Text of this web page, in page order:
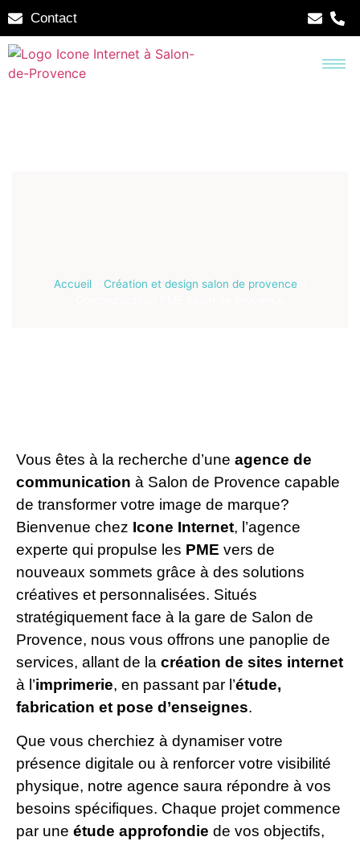
Contact
Accueil Création et design salon de provence
Vous êtes à la recherche d’une agence de
communication à Salon de Provence capable
de transformer votre image de marque?
Bienvenue chez Icone Internet, l’agence
experte qui propulse les PME vers de
nouveaux sommets grâce à des solutions
créatives et personnalisées. Situés
stratégiquement face à la gare de Salon de
Provence, nous vous offrons une panoplie de
services, allant de la création de sites internet
à l’imprimerie, en passant par l’étude,
fabrication et pose d’enseignes.
Que vous cherchiez à dynamiser votre
présence digitale ou à renforcer votre visibilité
physique, notre agence saura répondre à vos
besoins spécifiques. Chaque projet commence
par une étude approfondie de vos objectifs,